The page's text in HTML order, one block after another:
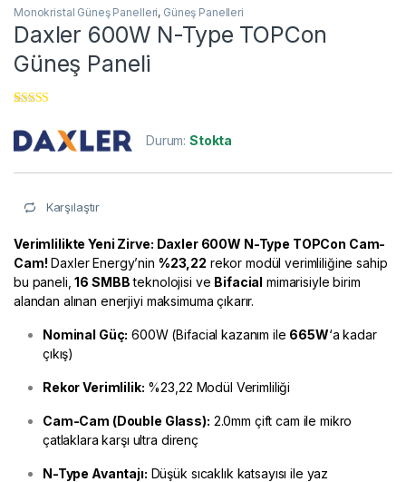
Monokristal Güneş Panelleri, Güneş Panelleri
Daxler 600W N-Type TOPCon
Güneş Paneli
puanına
dayanarak 5
üzerinden
Durum:Stokta
Karşılaştır
Verimlilikte Yeni Zirve: Daxler 600W N-Type TOPCon Cam-
Cam! Daxler Energy’nin %23,22 rekor modül verimliliğine sahip
bu paneli,16 SMBBteknolojisi ve Bifacial mimarisiyle birim
alandan alınan enerjiyi maksimuma çıkarır.
Nominal Güç: 600W (Bifacial kazanım ile 665W‘a kadar
çıkış)
Rekor Verimlilik: %23,22 Modül Verimliliği
Cam-Cam (Double Glass): 2.0mm çift cam ile mikro
çatlaklara karşı ultra direnç
N-Type Avantajı: Düşük sıcaklık katsayısı ile yaz